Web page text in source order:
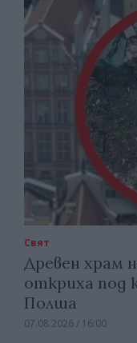
Свят
Древен храм
откриха под
Полша
07.08.2026 / 16:00